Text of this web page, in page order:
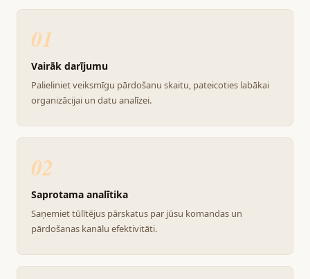
01
Vairāk darījumu
Palieliniet veiksmīgu pārdošanu skaitu, pateicoties labākai
organizācijai un datu analīzei.
02
Saprotama analītika
Saņemiet tūlītējus pārskatus par jūsu komandas un
pārdošanas kanālu efektivitāti.